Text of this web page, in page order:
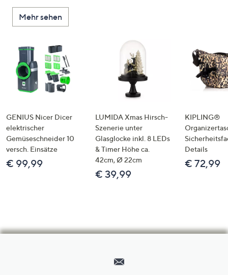
Mehr sehen
GENIUS Nicer Dicer
elektrischer
Gemüseschneider 10
versch. Einsätze
€ 99,99
LUMIDA Xmas Hirsch-
Szenerie unter
Glasglocke inkl. 8 LEDs
& Timer Höhe ca.
42cm, Ø 22cm
€ 39,99
KIPLING®
Details
€ 72,99